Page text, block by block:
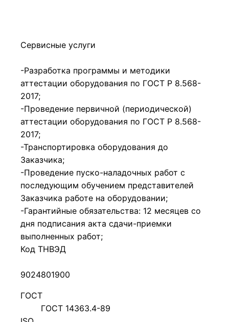
Сервисные услуги
-Разработка программы и методики
аттестации оборудования по ГОСТ Р 8.568-
2017;
-Проведение первичной (периодической)
аттестации оборудования по ГОСТ Р 8.568-
2017;
-Транспортировка оборудования до
Заказчика;
-Проведение пуско-наладочных работ с
последующим обучением представителей
Заказчика работе на оборудовании;
-Гарантийные обязательства: 12 месяцев со
дня подписания акта сдачи-приемки
выполненных работ;
Код ТНВЭД
9024801900
ГОСТ
ГОСТ 14363.4-89